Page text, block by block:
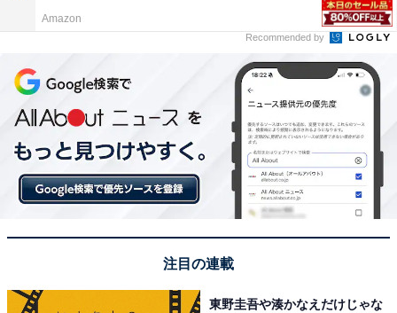
Amazon
Recommended by
注目の連載
東野圭吾や湊かなえだけじゃな